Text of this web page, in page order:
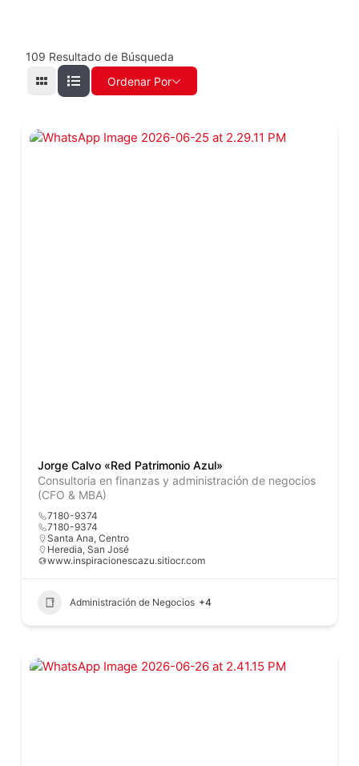
109 Resultado de Búsqueda
Ordenar Por
Jorge Calvo «Red Patrimonio Azul»
Consultoria en finanzas y administración de negocios
(CFO & MBA)
7180-9374
7180-9374
Santa Ana, Centro
Heredia, San José
www.inspiracionescazu.sitiocr.com
Administración de Negocios +4